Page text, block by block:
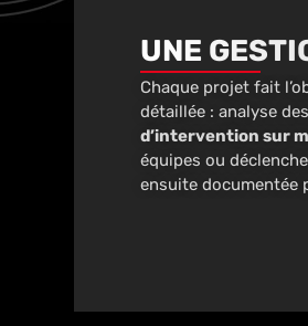
UNE
Chaque projet fait
détaillée : analyse
d’intervention sur
équipes ou
ensuite documentée